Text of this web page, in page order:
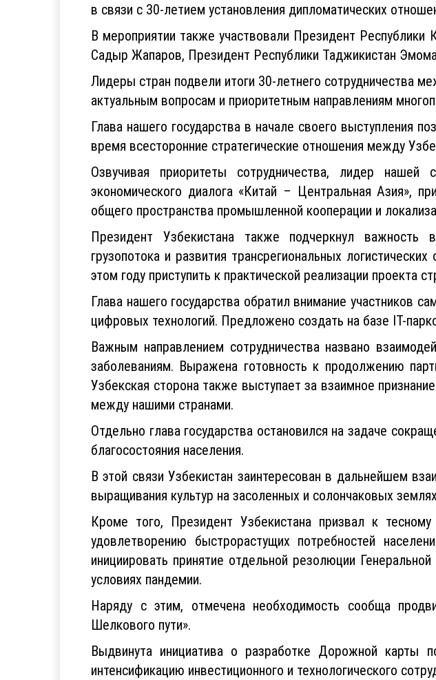
в связи с 30-летием установления дипломатических
В мероприятии также участвовали Президент
Садыр Жапаров, Президент Республики Таджикистан
Лидеры стран подвели итоги 30-летнего сотрудничества
актуальным вопросам и приоритетным направлениям
Глава нашего государства в начале своего выступления
время всесторонние стратегические отношения между
Озвучивая приоритеты сотрудничества, лидер
экономического диалога «Китай – Центральная Азия»,
общего пространства промышленной кооперации и
Президент Узбекистана также подчеркнул важность
грузопотока и развития трансрегиональных
этом году приступить к практической реализации проекта
Глава нашего государства обратил внимание участников
цифровых технологий. Предложено создать на базе IT-
Важным направлением сотрудничества названо
заболеваниям. Выражена готовность к продолжению
Узбекская сторона также выступает за взаимное
между нашими странами.
Отдельно глава государства остановился на задаче
благосостояния населения.
В этой связи Узбекистан заинтересован в дальнейшем
выращивания культур на засоленных и солончаковых
Кроме того, Президент Узбекистана призвал к
удовлетворению быстрорастущих потребностей
инициировать принятие отдельной резолюции
условиях пандемии.
Наряду с этим, отмечена необходимость сообща
Шелкового пути».
Выдвинута инициатива о разработке Дорожной карты
интенсификацию инвестиционного и технологического